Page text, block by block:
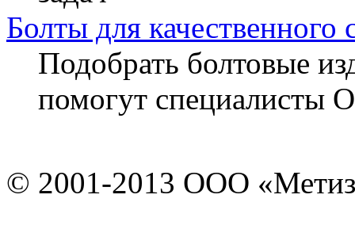
Болты для качественного
Подобрать болтовые
помогут
© 2001-2013 ООО